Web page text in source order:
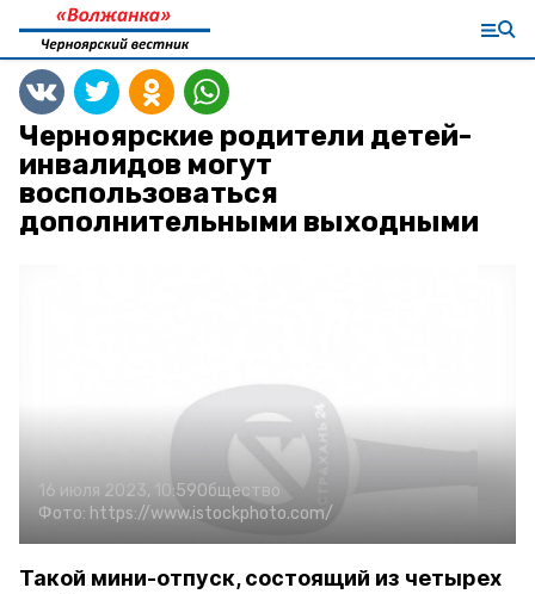
Черноярские родители детей-
инвалидов могут
воспользоваться
дополнительными выходными
16 июля 2023, 10:59Общество
Фото: https://www.istockphoto.com/
Такой мини-отпуск, состоящий из четырех